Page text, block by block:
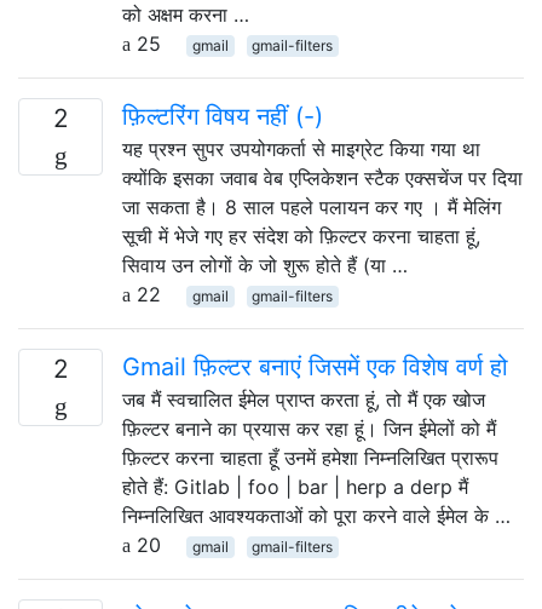
को अक्षम करना …
25
gmail gmail-filters
2 फ़िल्टरिंग विषय नहीं (-)
यह प्रश्न सुपर उपयोगकर्ता से माइग्रेट किया गया था
क्योंकि इसका जवाब वेब एप्लिकेशन स्टैक एक्सचेंज पर दिया
जा सकता है। 8 साल पहले पलायन कर गए । मैं मेलिंग
सूची में भेजे गए हर संदेश को फ़िल्टर करना चाहता हूं,
सिवाय उन लोगों के जो शुरू होते हैं (या …
22
gmail gmail-filters
2 Gmail फ़िल्टर बनाएं जिसमें एक विशेष वर्ण हो
जब मैं स्वचालित ईमेल प्राप्त करता हूं, तो मैं एक खोज
फ़िल्टर बनाने का प्रयास कर रहा हूं। जिन ईमेलों को मैं
फ़िल्टर करना चाहता हूँ उनमें हमेशा निम्नलिखित प्रारूप
होते हैं: Gitlab | foo | bar | herp a derp मैं
निम्नलिखित आवश्यकताओं को पूरा करने वाले ईमेल के …
20
gmail gmail-filters